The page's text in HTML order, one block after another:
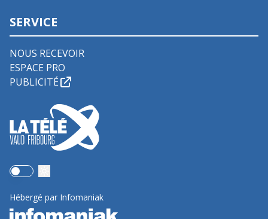
SERVICE
NOUS RECEVOIR
ESPACE PRO
PUBLICITÉ
Use setting
Hébergé par Infomaniak